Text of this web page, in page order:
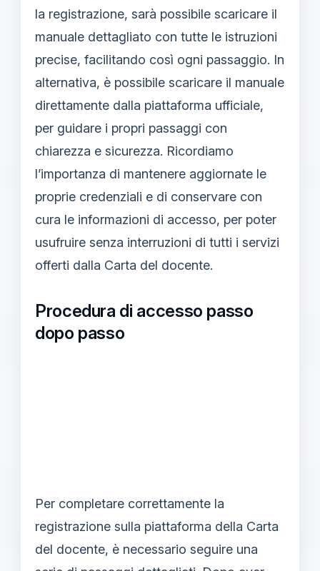
la registrazione, sarà possibile scaricare il
manuale dettagliato con tutte le istruzioni
precise, facilitando così ogni passaggio. In
alternativa, è possibile scaricare il manuale
direttamente dalla piattaforma ufficiale,
per guidare i propri passaggi con
chiarezza e sicurezza. Ricordiamo
l’importanza di mantenere aggiornate le
proprie credenziali e di conservare con
cura le informazioni di accesso, per poter
usufruire senza interruzioni di tutti i servizi
offerti dalla Carta del docente.
Procedura di accesso passo
dopo passo
Per completare correttamente la
registrazione sulla piattaforma della Carta
del docente, è necessario seguire una